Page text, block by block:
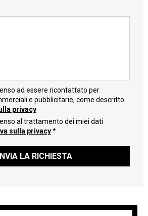
ad essere ricontattato per
e pubblicitarie, come descritto
privacy
al trattamento dei miei dati
sulla privacy*
LA RICHIESTA